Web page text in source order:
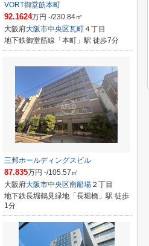
VORT御堂筋本町
92.1624万円 -/230.84㎡
大阪府大阪市中央区瓦町４丁目
地下鉄御堂筋線「本町」駅 徒歩7分
三邦ホールディングスビル
87.835万円 -/105.57㎡
大阪府大阪市中央区南船場 ２丁目
地下鉄長堀鶴見緑地「長堀橋」駅 徒歩
1分